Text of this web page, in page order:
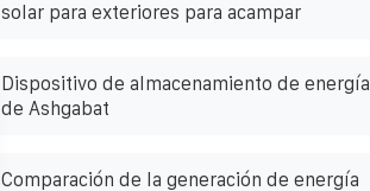
solar para exteriores para acampar
Dispositivo de almacenamiento de energía
de Ashgabat
Comparación de la generación de energía